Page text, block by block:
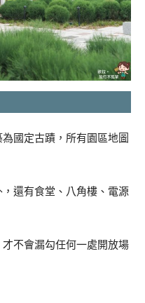
國定古蹟，所有園區地圖
還有食堂、八角樓、電源
不會漏勾任何一處開放場